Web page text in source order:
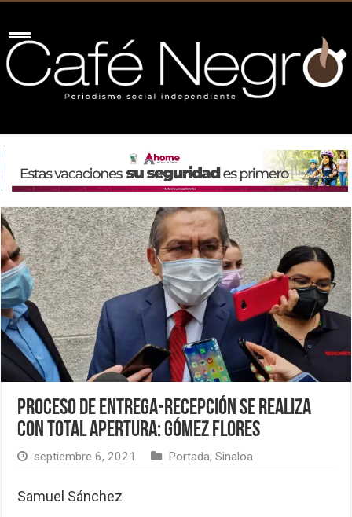
Proceso de entrega-recepción se realiza
con total apertura: Gómez Flores
septiembre 6, 2021 Portada,Sinaloa
Samuel Sánchez